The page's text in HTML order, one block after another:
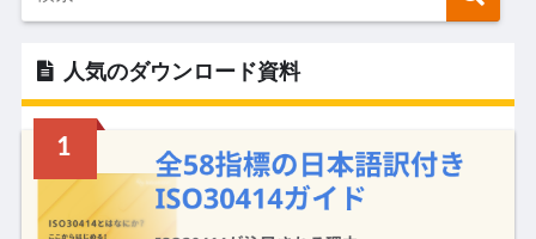
人気のダウンロード資料